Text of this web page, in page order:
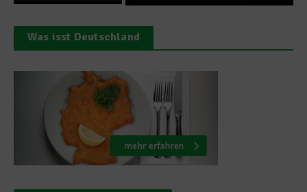
Was isst Deutschland